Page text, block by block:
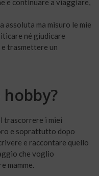
e continuare a viaggiare,
assoluta ma misuro le mie
né giudicare
trasmettere un
trascorrere i miei
e soprattutto dopo
e raccontare quello
che voglio
mamme.